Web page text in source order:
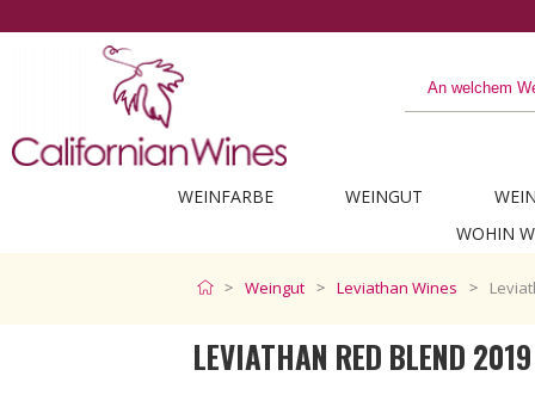
WEINFARBE WEINGUT
WOHIN
Weingut Leviathan Wines
LEVIATHAN RED BLEND